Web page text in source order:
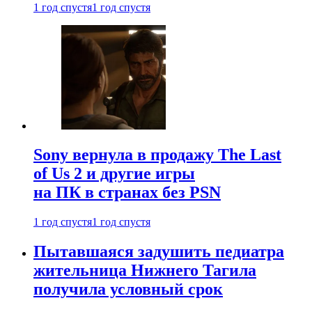
1 год спустя1 год спустя
Sony вернула в продажу The Last
of Us 2 и другие игры
на ПК в странах без PSN
1 год спустя1 год спустя
Пытавшаяся задушить педиатра
жительница Нижнего Тагила
получила условный срок